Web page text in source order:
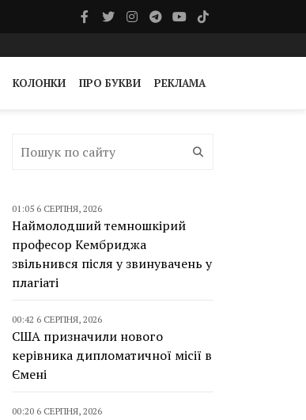
КОЛОНКИ ПРО БУКВИ РЕКЛАМА
01:05 6 СЕРПНЯ, 2026
Наймолодший темношкірий
професор Кембриджа
звільнився після у звинувачень у
плагіаті
00:42 6 СЕРПНЯ, 2026
США призначили нового
керівника дипломатичної місії в
Ємені
00:20 6 СЕРПНЯ, 2026